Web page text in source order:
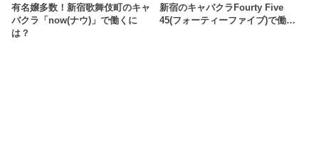
有名嬢多数！新宿歌舞伎町のキャ
バクラ「now(ナウ)」で働くに
は？
新宿のキャバクラFourty Five
45(フォーティーファイブ)で働…